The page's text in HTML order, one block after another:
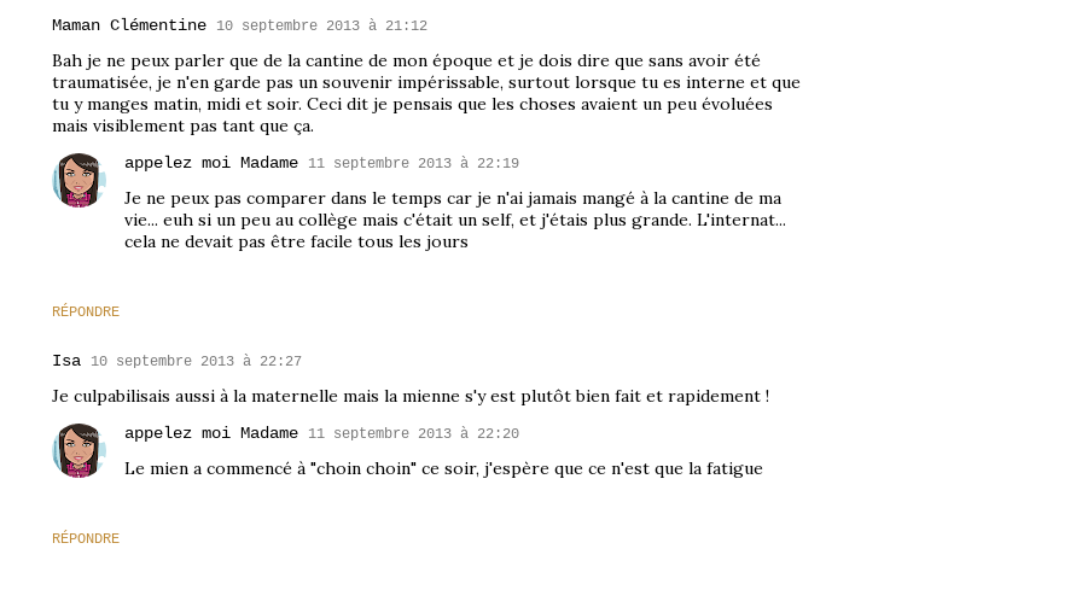
Maman Clémentine
10 septembre 2013 à 21:12
Bah je ne peux parler que de la cantine de mon époque et je dois dire que sans avoir été
traumatisée, je n'en garde pas un souvenir impérissable, surtout lorsque tu es interne et que
tu y manges matin, midi et soir. Ceci dit je pensais que les choses avaient un peu évoluées
mais visiblement pas tant que ça.
RÉPONDRE
appelez moi Madame 11 septembre 2013 à 22:19
Je ne peux pas comparer dans le temps car je n'ai jamais mangé à la cantine de ma
vie... euh si un peu au collège mais c'était un self, et j'étais plus grande. L'internat...
cela ne devait pas être facile tous les jours
Isa 10 septembre 2013 à 22:27
Je culpabilisais aussi à la maternelle mais la mienne s'y est plutôt bien fait et rapidement !
RÉPONDRE
appelez moi Madame 11 septembre 2013 à 22:20
Le mien a commencé à "choin choin" ce soir, j'espère que ce n'est que la fatigue